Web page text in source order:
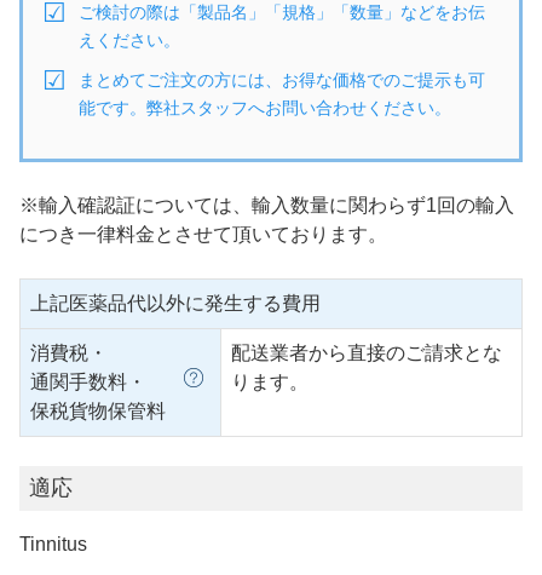
ご検討の際は「製品名」「規格」「数量」などをお伝
えください。
まとめてご注文の方には、お得な価格でのご提示も可
能です。弊社スタッフへお問い合わせください。
※輸入確認証については、輸入数量に関わらず1回の輸入
につき一律料金とさせて頂いております。
上記医薬品代以外に発生する費用
消費税・
通関手数料・
保税貨物保管料
配送業者から直接のご請求とな
ります。
適応
Tinnitus